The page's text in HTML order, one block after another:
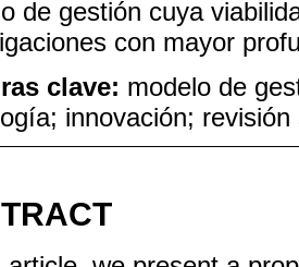
de gestión cuya
con mayor
clave: modelo de
innovación;